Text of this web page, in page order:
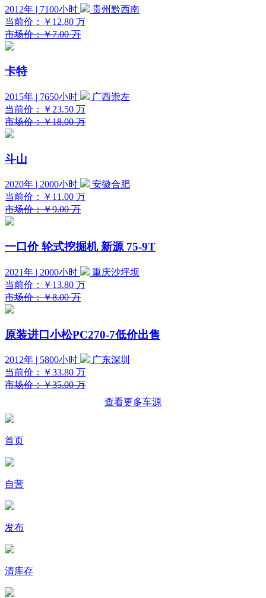
2012年 | 7100小时
贵州黔西南
当前价：
￥12.80 万
市场价：￥7.00 万
卡特
2015年 | 7650小时
广西崇左
当前价：
￥23.50 万
市场价：￥18.00 万
斗山
2020年 | 2000小时
安徽合肥
当前价：
￥11.00 万
市场价：￥9.00 万
一口价 轮式挖掘机 新源 75-9T
2021年 | 2000小时
重庆沙坪坝
当前价：
￥13.80 万
市场价：￥8.00 万
原装进口小松PC270-7低价出售
2012年 | 5800小时
广东深圳
当前价：
￥33.80 万
市场价：￥35.00 万
查看更多车源
首页
自营
发布
清库存